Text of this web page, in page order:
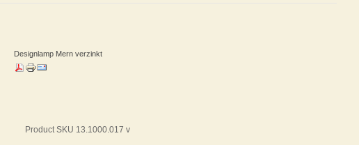
Designlamp Mern verzinkt
Product SKU 13.1000.017 v